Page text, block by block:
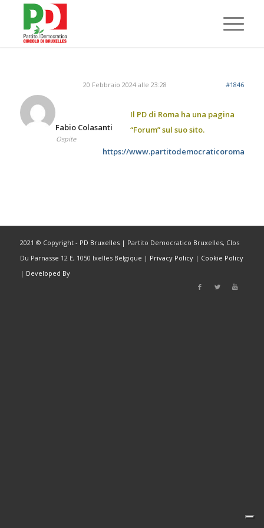
20 Febbraio 2024 alle 23:28 #1846
Fabio Colasanti
Ospite
Il PD di Roma ha una pagina
“Forum” sul suo sito.
https://www.partitodemocraticoroma.it/
2021 © Copyright - PD Bruxelles| Partito Democratico Bruxelles, Clos
Du Parnasse 12 E, 1050 Ixelles Belgique | Privacy Policy| Cookie Policy
| Developed By